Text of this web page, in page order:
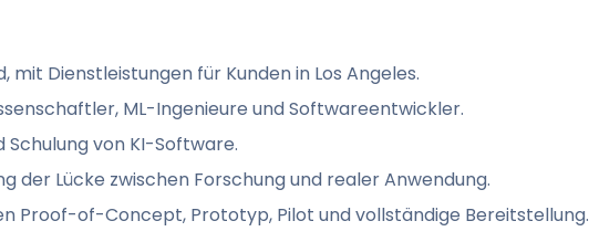
Dienstleistungen für Kunden in Los Angeles.
ML-Ingenieure und Softwareentwickler.
Schulung von KI-Software.
der Lücke zwischen Forschung und realer Anwendung.
Proof-of-Concept, Prototyp, Pilot und vollständige Bereitstellung.